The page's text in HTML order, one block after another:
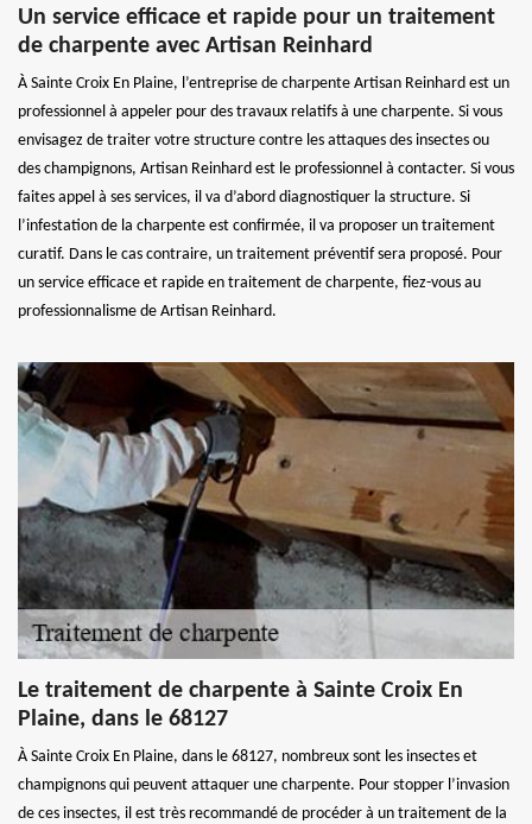
Un service efficace et rapide pour un traitement
de charpente avec Artisan Reinhard
À Sainte Croix En Plaine, l’entreprise de charpente Artisan Reinhard est un
professionnel à appeler pour des travaux relatifs à une charpente. Si vous
envisagez de traiter votre structure contre les attaques des insectes ou
des champignons, Artisan Reinhard est le professionnel à contacter. Si vous
faites appel à ses services, il va d’abord diagnostiquer la structure. Si
l’infestation de la charpente est confirmée, il va proposer un traitement
curatif. Dans le cas contraire, un traitement préventif sera proposé. Pour
un service efficace et rapide en traitement de charpente, fiez-vous au
professionnalisme de Artisan Reinhard.
Le traitement de charpente à Sainte Croix En
Plaine, dans le 68127
À Sainte Croix En Plaine, dans le 68127, nombreux sont les insectes et
champignons qui peuvent attaquer une charpente. Pour stopper l’invasion
de ces insectes, il est très recommandé de procéder à un traitement de la